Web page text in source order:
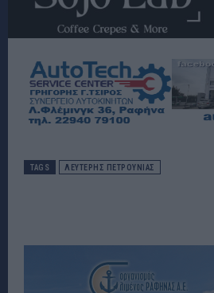
TAGS ΛΕΥΤΕΡΗΣ ΠΕΤΡΟΥΝΙΑΣ